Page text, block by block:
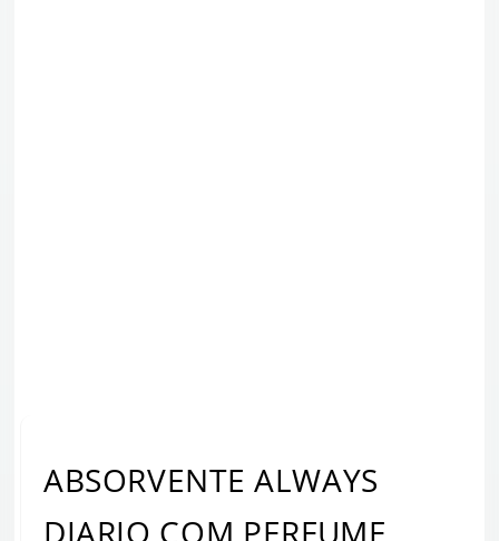
ABSORVENTE ALWAYS
DIARIO COM PERFUME